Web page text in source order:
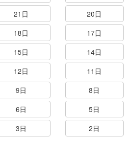
21日
20日
18日
17日
15日
14日
12日
11日
9日
8日
6日
5日
3日
2日